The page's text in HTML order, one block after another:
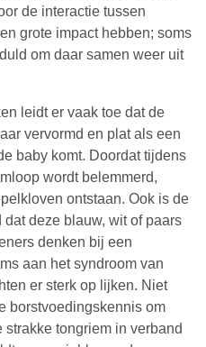
de interactie tussen
grote impact hebben; soms
om daar samen weer uit
leidt er vaak toe dat de
vervormd en plat als een
baby komt. Doordat tijdens
wordt belemmerd,
ontstaan. Ook is de
deze blauw, wit of paars
denken bij een
aan het syndroom van
er sterk op lijken. Niet
borstvoedingskennis om
tongriem in verband